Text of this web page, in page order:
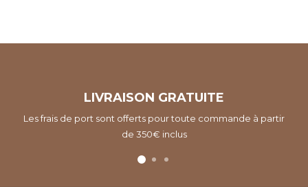
LIVRAISON GRATUITE
Les frais de port sont offerts pour toute commande à partir
de 350€ inclus